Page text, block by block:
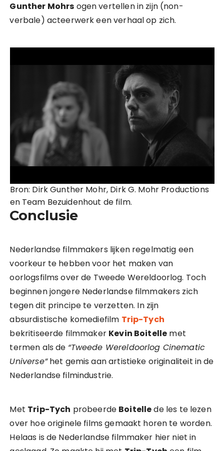
Gunther Mohrs ogen vertellen in zijn (non-
verbale) acteerwerk een verhaal op zich.
Bron: Dirk Gunther Mohr, Dirk G. Mohr Productions
en Team Bezuidenhout de film.
Conclusie
Nederlandse filmmakers lijken regelmatig een
voorkeur te hebben voor het maken van
oorlogsfilms over de Tweede Wereldoorlog. Toch
beginnen jongere Nederlandse filmmakers zich
tegen dit principe te verzetten. In zijn
absurdistische komediefilm Trip-Tych
bekritiseerde filmmaker Kevin Boitelle met
termen als de “Tweede Wereldoorlog Cinematic
Universe”het gemis aan artistieke originaliteit in de
Nederlandse filmindustrie.
Met Trip-Tych probeerde Boitellede les te lezen
over hoe originele films gemaakt horen te worden.
Helaas is de Nederlandse filmmaker hier niet in